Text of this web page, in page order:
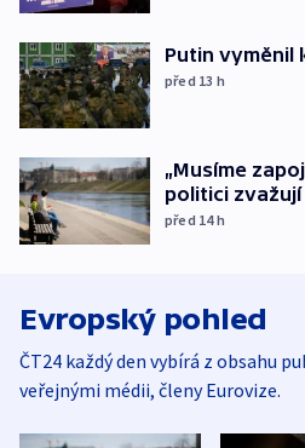
Putin vyměnil
před 13 h
„Musíme
politici
před 14h
Evropský pohled
ČT24 každý den vybírá z obsahu
veřejnými médii, členy Eurovize.